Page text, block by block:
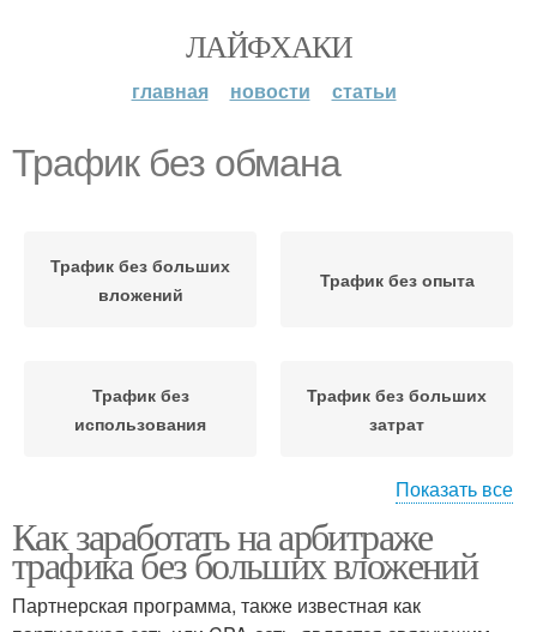
ЛАЙФХАКИ
главная новости статьи
Трафик без обмана
Трафик без больших
вложений
Трафик без опыта
Трафик без
использования
Трафик без больших
затрат
Трафик без вложения Трафик без инвестиций
Показать все
Как заработать на арбитраже
трафика без больших вложений
Партнерская программа, также известная как